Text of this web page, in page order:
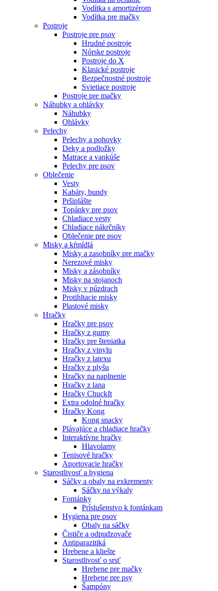
Vodítka s amortizérom
Vodítka pre mačky
Postroje
Postroje pre psov
Hrudné postroje
Nórske postroje
Postroje do X
Klasické postroje
Bezpečnostné postroje
Svietiace postroje
Postroje pre mačky
Náhubky a ohlávky
Náhubky
Ohlávky
Pelechy
Pelechy a pohovky
Deky a podložky
Matrace a vankúše
Pelechy pre psov
Oblečenie
Vesty
Kabáty, bundy
Pršiplášte
Topánky pre psov
Chladiace vesty
Chladiace nákrčníky
Oblečenie pre psov
Misky a kŕmídlá
Misky a zasobníky pre mačky
Nerezové misky
Misky a zásobníky
Misky na stojanoch
Misky v púzdrach
Protihltacie misky
Plastové misky
Hračky
Hračky pre psov
Hračky z gumy
Hračky pre šteniatka
Hračky z vinylu
Hračky z latexu
Hračky z plyšu
Hračky na naplnenie
Hračky z lana
Hračky ChuckIt
Extra odolné hračky
Hračky Kong
Kong snacky
Plávajúce a chladiace hračky
Interaktívne hračky
Hlavolamy
Tenisové hračky
Aportovacie hračky
Starostlivosť a hygiena
Sáčky a obaly na exkrementy
Sáčky na výkaly
Fontánky
Príslušenstvo k fontánkam
Hygiena pre psov
Obaly na sáčky
Čističe a odpudzovače
Antiparazitiká
Hrebene a kliešte
Starostlivosť o srsť
Hrebene pre mačky
Hrebene pre psy
Šampóny